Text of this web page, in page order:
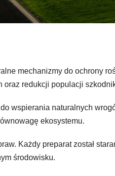
mechanizmy do ochrony
oraz redukcji populacji
wspierania naturalnych
ekosystemu.
Każdy preparat został
środowisku.